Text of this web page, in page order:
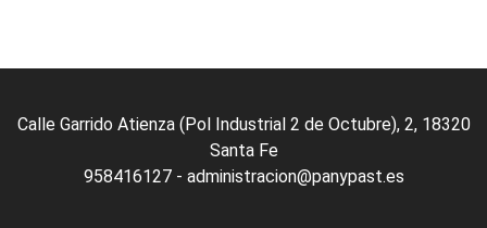
Calle Garrido Atienza (Pol Industrial 2 de Octubre), 2, 18320
Santa Fe
958416127 - administracion@panypast.es